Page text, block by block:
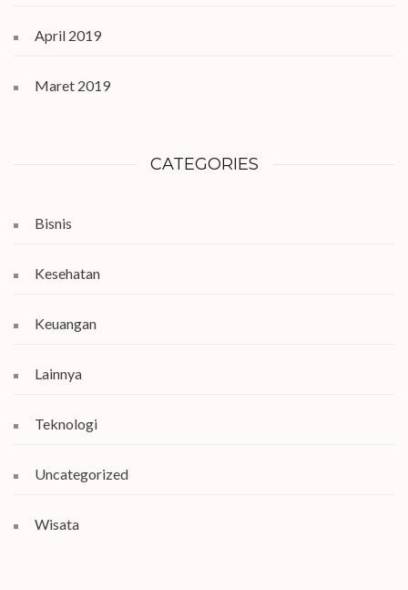
April 2019
Maret 2019
CATEGORIES
Bisnis
Kesehatan
Keuangan
Lainnya
Teknologi
Uncategorized
Wisata